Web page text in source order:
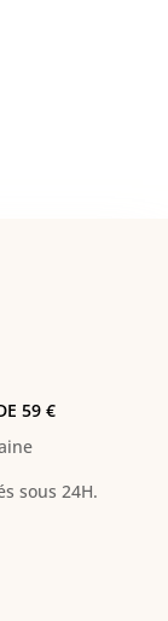
59 €
sous 24H.